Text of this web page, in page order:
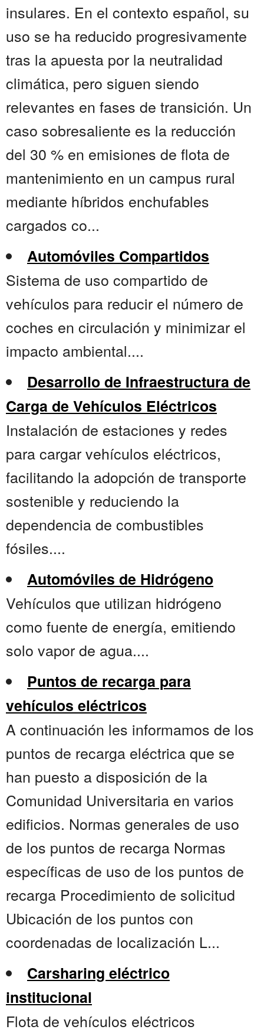
insulares. En el contexto español, su
uso se ha reducido progresivamente
tras la apuesta por la neutralidad
climática, pero siguen siendo
relevantes en fases de transición. Un
caso sobresaliente es la reducción
del 30 % en emisiones de flota de
mantenimiento en un campus rural
mediante híbridos enchufables
cargados co...
Automóviles Compartidos
Sistema de uso compartido de
vehículos para reducir el número de
coches en circulación y minimizar el
impacto ambiental....
Desarrollo de Infraestructura de
Carga de Vehículos Eléctricos
Instalación de estaciones y redes
para cargar vehículos eléctricos,
facilitando la adopción de transporte
sostenible y reduciendo la
dependencia de combustibles
fósiles....
Automóviles de Hidrógeno
Vehículos que utilizan hidrógeno
como fuente de energía, emitiendo
solo vapor de agua....
Puntos de recarga para
vehículos eléctricos
A continuación les informamos de los
puntos de recarga eléctrica que se
han puesto a disposición de la
Comunidad Universitaria en varios
edificios. Normas generales de uso
de los puntos de recarga Normas
específicas de uso de los puntos de
recarga Procedimiento de solicitud
Ubicación de los puntos con
coordenadas de localización L...
Carsharing eléctrico
institucional
Flota de vehículos eléctricos